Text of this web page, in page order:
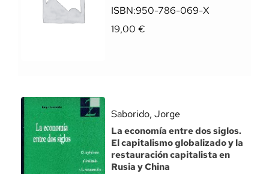
ISBN:950-786-069-X
19,00 €
Saborido, Jorge
La economía entre dos siglos.
El capitalismo globalizado y la
restauración capitalista en
Rusia y China